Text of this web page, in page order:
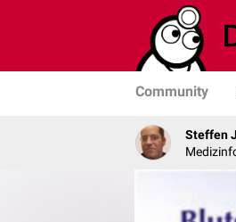
Community
Steffen